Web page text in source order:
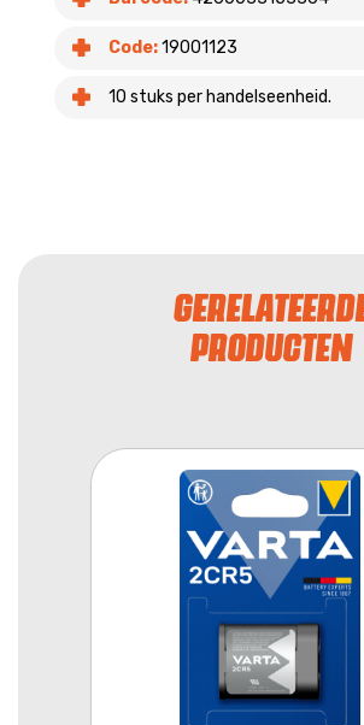
Code:19001123
10 stuks per handelseenheid.
PRODUCTEN